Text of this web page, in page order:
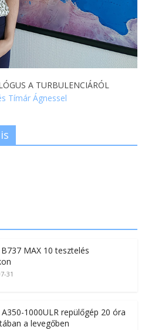
A TURBULENCIÁRÓL
Tímár Ágnessel
MAX 10 tesztelés
31
1000ULR repülőgép 20 óra
a levegőben